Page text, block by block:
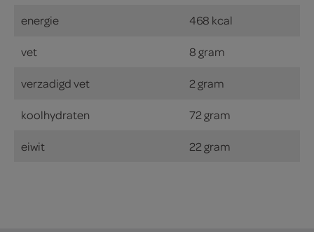
energie 468 kcal
vet 8 gram
verzadigd vet 2 gram
koolhydraten 72 gram
eiwit 22 gram